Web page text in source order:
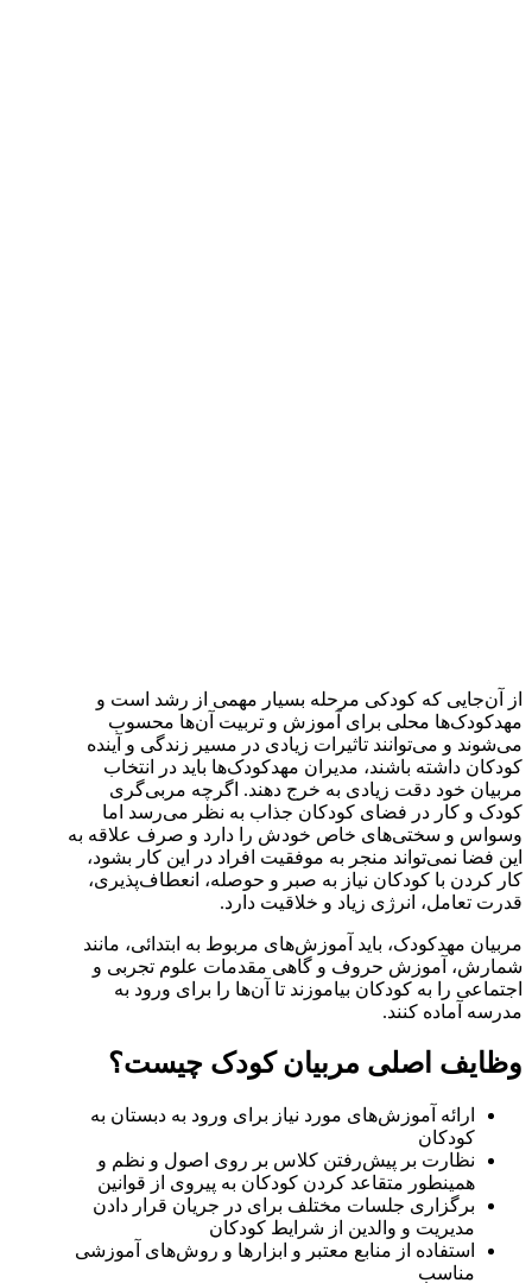
از آن‌جایی که کودکی مرحله بسیار مهمی از رشد است و
مهد‌کودک‌ها محلی برای آموزش و تربیت آن‌ها محسوب
می‌شوند و می‌توانند تاثیرات زیادی در مسیر زندگی و آینده
کودکان داشته باشند، مدیران مهد‌کودک‌ها باید در انتخاب
مربیان خود دقت زیادی به خرج دهند. اگرچه مربی‌گری
کودک و کار در فضای کودکان جذاب به نظر می‌رسد اما
وسواس و سختی‌های خاص خودش را دارد و صرف علاقه به
این فضا نمی‌تواند منجر به موفقیت افراد در این کار بشود،
کار کردن با کودکان نیاز به صبر و حوصله، انعطاف‌پذیری،
قدرت تعامل، انرژی زیاد و خلاقیت دارد.
مربیان مهدکودک‌، باید آموزش‌های مربوط به ابتدائی، مانند
شمارش، آموزش حروف و گاهی مقدمات علوم تجربی و
اجتماعی را به کودکان بیاموزند تا آن‌ها را برای ورود به
مدرسه آماده کنند.
وظایف اصلی مربیان کودک چیست؟
ارائه آموزش‌های مورد نیاز برای ورود به دبستان به
کودکان
نظارت بر پیش‌رفتن کلاس بر روی اصول و نظم و
همینطور متقاعد کردن کودکان به پیروی از قوانین
برگزاری جلسات مختلف برای در جریان قرار دادن
مدیریت و والدین از شرایط کودکان
استفاده از منابع معتبر و ابزارها و روش‌های آموزشی
مناسب